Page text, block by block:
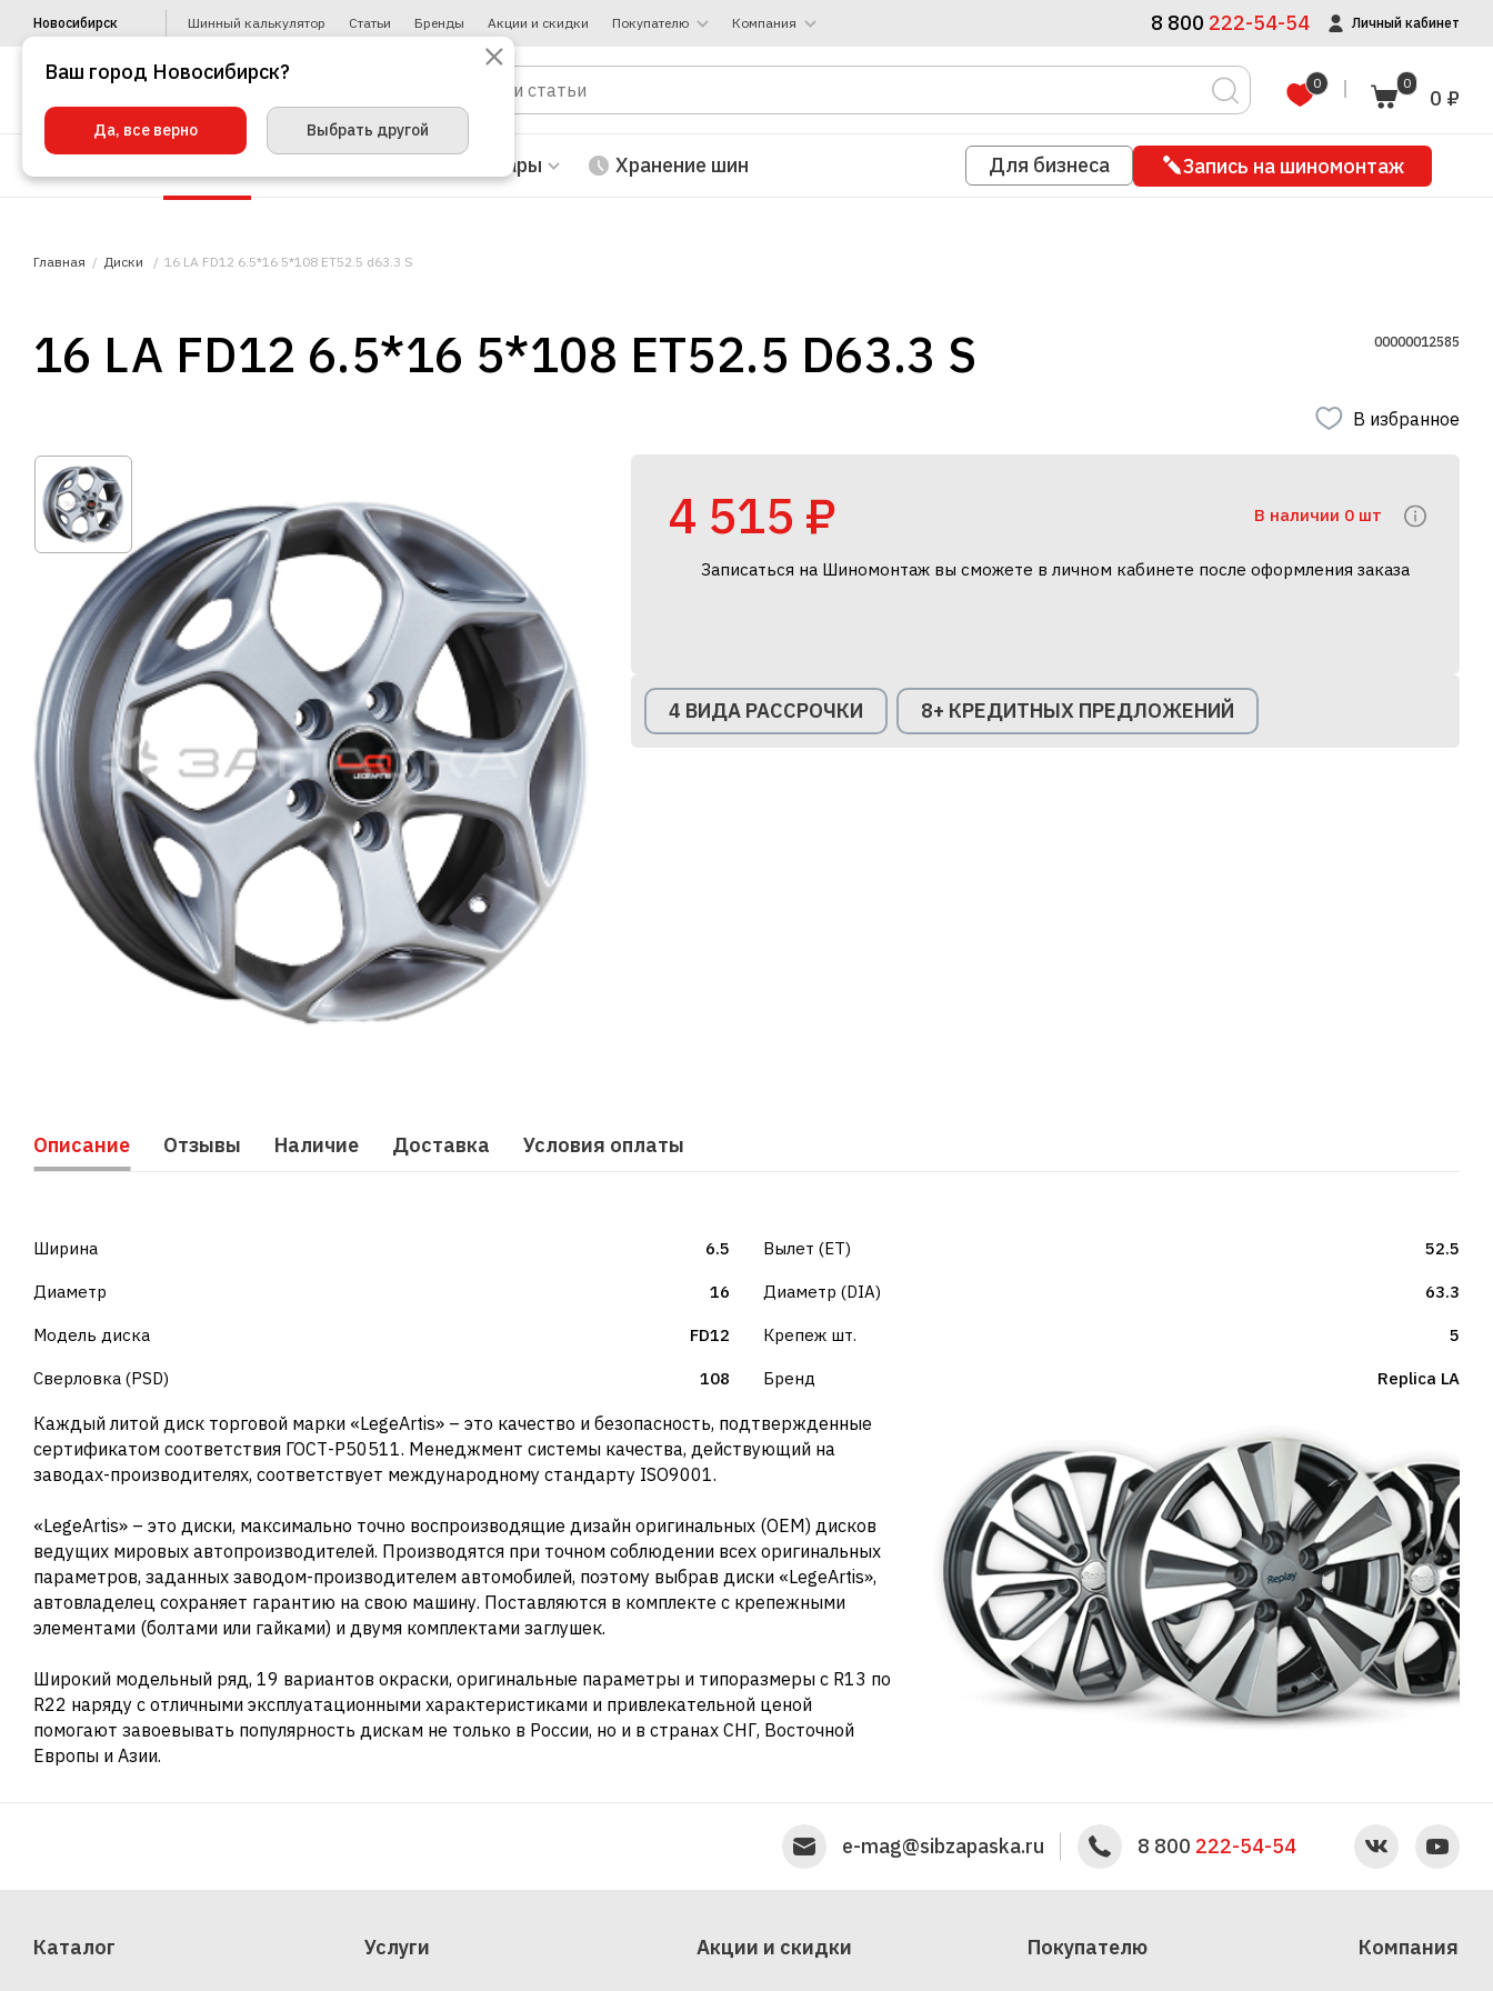
Новосибирск Шинный калькулятор Статьи Бренды Акции и скидки Покупателю Компания 8 800 222-54-54 Личный кабинет
0 0
0 ₽
Автотовары Хранение шин Для бизнеса Запись на шиномонтаж
Главная Диски 16 LA FD12 6.5*16 5*108 ET52.5 d63.3 S
16 LA FD12 6.5*16 5*108 ET52.5 D63.3 S 00000012585
В избранное
4 515 ₽ В наличии 0 шт
Записаться на Шиномонтаж вы сможете в личном кабинете после оформления заказа
4 ВИДА РАССРОЧКИ 8+ КРЕДИТНЫХ ПРЕДЛОЖЕНИЙ
Описание Отзывы Наличие Доставка Условия оплаты
Ширина 6.5
Диаметр 16
Модель диска FD12
Сверловка (PSD) 108
Вылет (ET) 52.5
Диаметр (DIA) 63.3
Крепеж шт. 5
Бренд Repliсa LA
Каждый литой диск торговой марки «LegeArtis» – это качество и безопасность, подтвержденные
сертификатом соответствия ГОСТ-Р50511. Менеджмент системы качества, действующий на
заводах-производителях, соответствует международному стандарту ISO9001.
«LegeArtis» – это диски, максимально точно воспроизводящие дизайн оригинальных (OEM) дисков
ведущих мировых автопроизводителей. Производятся при точном соблюдении всех оригинальных
параметров, заданных заводом-производителем автомобилей, поэтому выбрав диски «LegeArtis»,
автовладелец сохраняет гарантию на свою машину. Поставляются в комплекте с крепежными
элементами (болтами или гайками) и двумя комплектами заглушек.
Широкий модельный ряд, 19 вариантов окраски, оригинальные параметры и типоразмеры c R13 по
R22 наряду с отличными эксплуатационными характеристиками и привлекательной ценой
помогают завоевывать популярность дискам не только в России, но и в странах СНГ, Восточной
Европы и Азии.
e-mag@sibzapaska.ru 8 800 222-54-54
Каталог Услуги Акции и скидки Покупателю Компания
Ваш город Новосибирск?
Да, все верно Выбрать другой